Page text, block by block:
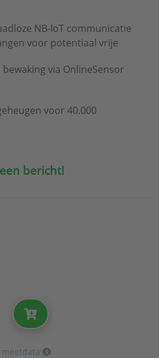
NB-IoT communicatie
voor potentiaal vrije
via OnlineSensor
voor 40.000
bericht!